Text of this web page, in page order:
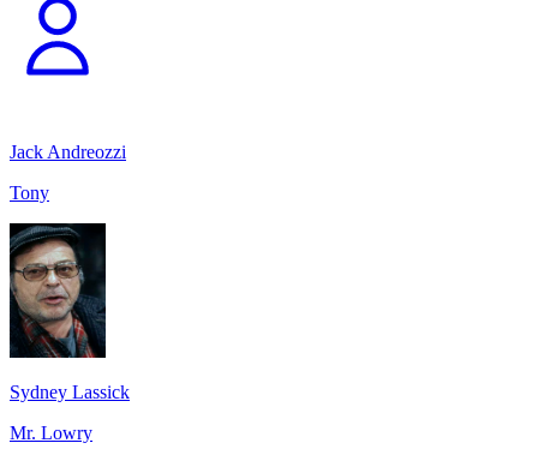
Jack Andreozzi
Tony
Sydney Lassick
Mr. Lowry